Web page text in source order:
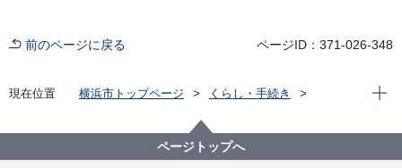
前のページに戻る ページID：371-026-348
現在位置 横浜市トップページ
くらし・手続き
のげやま子ども図書館おやこフロア
現在
ページトップへ